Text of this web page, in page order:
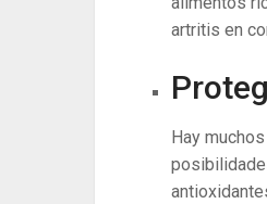
artritis en
Hay